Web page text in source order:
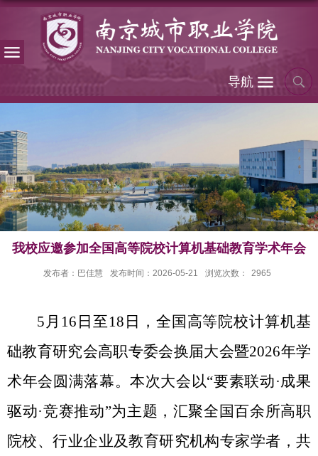
导航
我校应邀参加全国高等院校计算机基础教育学术年会
发布者：巴佳慧 发布时间：2026-05-21 浏览次数： 2965
5 月 16 日至18 日，全国高等院校计算机基
础教育研究会高职专委会换届大会暨2026年学
术年会圆满落幕。本次大会以“要素联动·成果
驱动·竞赛推动”为主题，汇聚全国百余所高职
院校、行业企业及教育研究机构专家学者，共